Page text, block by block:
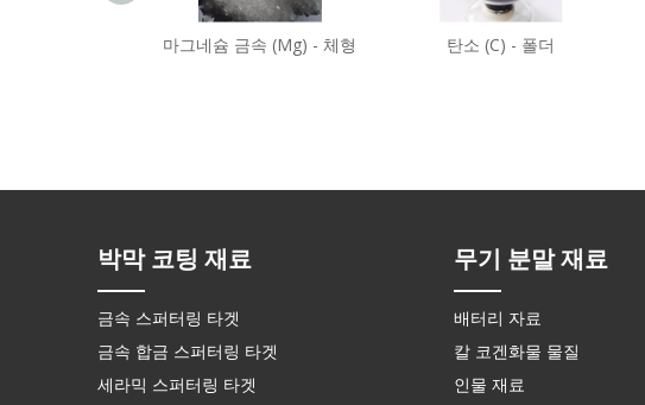
마그네슘 금속 (Mg) - 체형 탄소 (C) - 폴더
박막 코팅 재료
금속 스퍼터링 타겟
금속 합금 스퍼터링 타겟
세라믹 스퍼터링 타겟
무기 분말 재료
배터리 자료
칼 코겐화물 물질
인물 재료